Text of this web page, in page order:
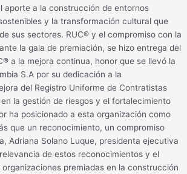
aporte a la construcción de entornos
y la transformación cultural que
sus sectores. RUC® y el compromiso con la
la gala de premiación, se hizo entrega del
a la mejora continua, honor que se llevó la
S.A por su dedicación a la
del Registro Uniforme de Contratistas
la gestión de riesgos y el fortalecimiento
ha posicionado a esta organización como
que un reconocimiento, un compromiso
Adriana Solano Luque, presidenta ejecutiva
de estos reconocimientos y el
organizaciones premiadas en la construcción